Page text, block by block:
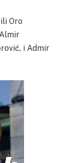
Oro
i Admir